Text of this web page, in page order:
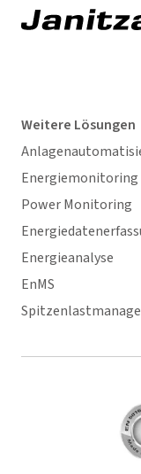
Weitere Lösungen
Energiemonitoring
Power Monitoring
Energieanalyse
EnMS